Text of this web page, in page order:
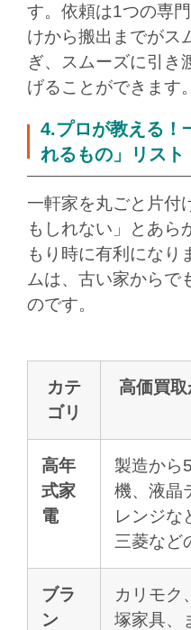
す。依頼は1つの専
けから搬出までがス
ぎ、スムーズに引き
げることができます。
4.プロが教える！
れるもの」リスト
一軒家を丸ごと片付
もしれない」とあら
もり時に有利になり
ムは、古い家からで
のです。
カテ
ゴリ
高価買
高年
式家
電
製造から
機、液晶
レンジな
三菱など
ブラ
ン
カリモク
塚家具、